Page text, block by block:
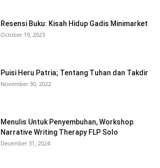
Resensi Buku: Kisah Hidup Gadis Minimarket
October 19, 2023
Puisi Heru Patria; Tentang Tuhan dan Takdir
November 30, 2022
Menulis Untuk Penyembuhan, Workshop
Narrative Writing Therapy FLP Solo
December 31, 2024